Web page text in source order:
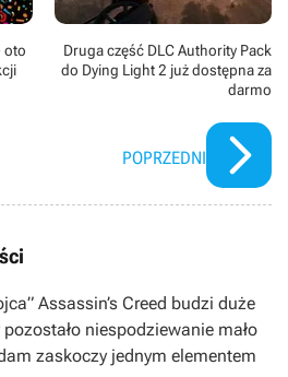
oto
Druga część DLC Authority Pack
do Dying Light 2 już dostępna za
darmo
POPRZEDNI
Assassin’s Creed budzi duże
niespodziewanie mało
zaskoczy jednym elementem